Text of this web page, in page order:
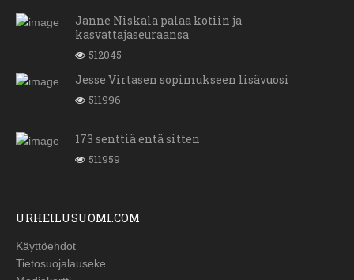
Janne Niskala palaa kotiin ja
kasvattajaseuraansa
512045
Jesse Virtasen sopimukseen lisävuosi
511996
173 senttiä entä sitten
511959
URHEILUSUOMI.COM
Käyttöehdot
Tietosuojalauseke